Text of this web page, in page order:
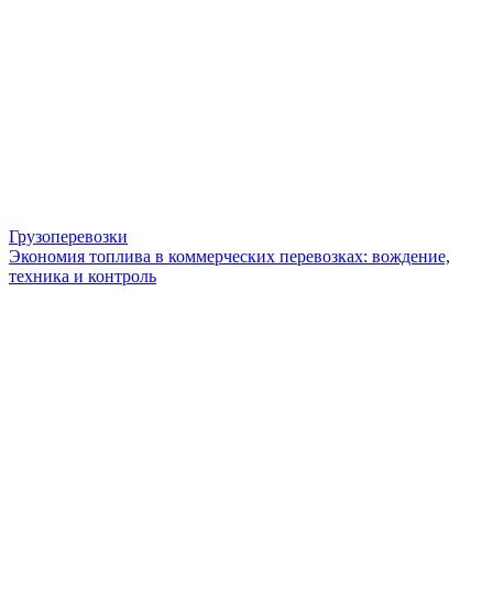
Грузоперевозки
Экономия топлива в коммерческих перевозках: вождение,
техника и контроль